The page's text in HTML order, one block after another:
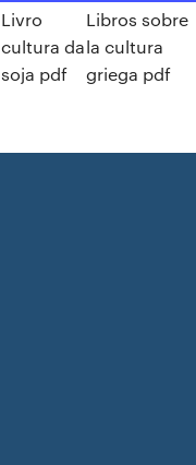
Livro
cultura da
soja pdf
Libros sobre
la cultura
griega pdf